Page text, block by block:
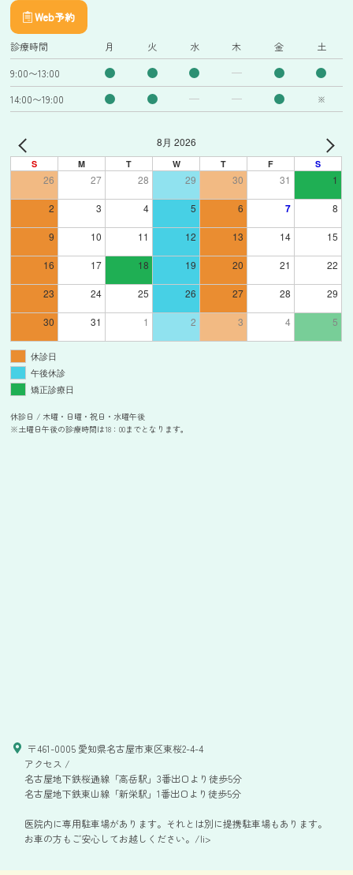
Web予約
診療時間 月 火 水 木 金 土
9:00〜13:00
14:00〜19:00
※
8月 2026
S M T W T F S
26 27 28 29 30 31 1
2 3 4 5 6 7 8
9 10 11 12 13 14 15
16 17 18 19 20 21 22
23 24 25 26 27 28 29
30 31 1 2 3 4 5
休診日
午後休診
矯正診療日
休診日 / 木曜・日曜・祝日・水曜午後
※土曜日午後の診療時間は18：00までとなります。
〒461-0005 愛知県名古屋市東区東桜2-4-4
アクセス /
名古屋地下鉄桜通線「高岳駅」3番出口より徒歩5分
名古屋地下鉄東山線「新栄駅」1番出口より徒歩5分
医院内に専用駐車場があります。それとは別に提携駐車場もあります。
お車の方もご安心してお越しください。/li>